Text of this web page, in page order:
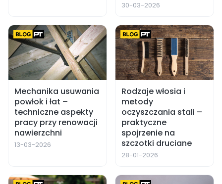
30-03-2026
Mechanika usuwania
powłok i łat –
techniczne aspekty
pracy przy renowacji
nawierzchni
13-03-2026
Rodzaje włosia i
metody
oczyszczania stali –
praktyczne
spojrzenie na
szczotki druciane
28-01-2026